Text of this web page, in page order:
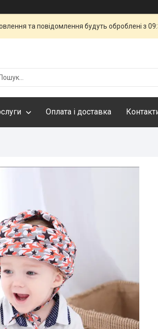
та повідомлення будуть оброблені з
Оплата і доставка